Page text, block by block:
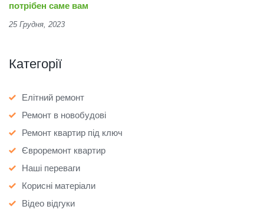
потрібен саме вам
25 Грудня, 2023
Категорії
Елітний ремонт
Ремонт в новобудові
Ремонт квартир під ключ
Євроремонт квартир
Наші переваги
Корисні матеріали
Відео відгуки